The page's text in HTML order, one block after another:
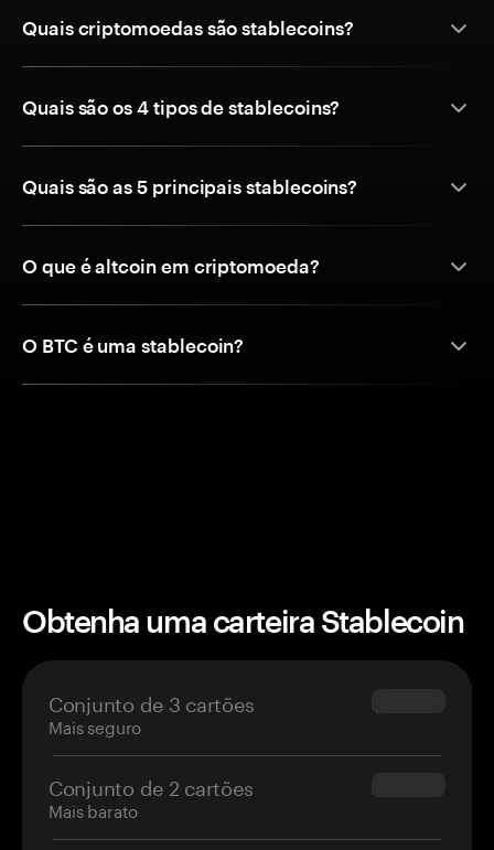
Quais criptomoedas são stablecoins?
Quais são os 4 tipos de stablecoins?
Quais são as 5 principais stablecoins?
O que é altcoin em criptomoeda?
O BTC é uma stablecoin?
Obtenha uma carteira Stablecoin
Conjunto de 3 cartões
Mais seguro
$69.90
Conjunto de 2 cartões
Mais barato
$54.90